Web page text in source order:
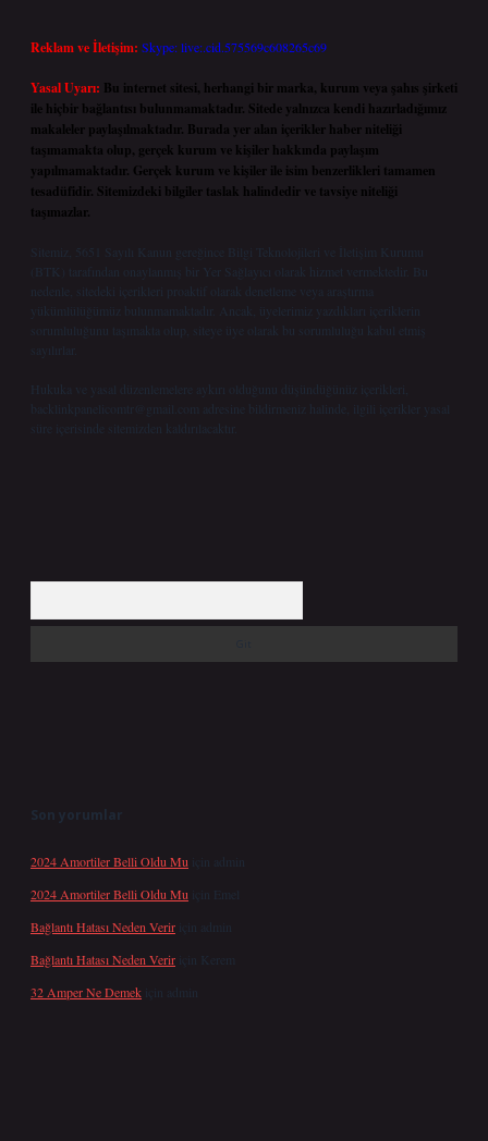
Reklam ve İletişim: Skype: live:.cid.575569c608265c69
Yasal Uyarı: Bu internet sitesi, herhangi bir marka, kurum veya şahıs şirketi
ile hiçbir bağlantısı bulunmamaktadır. Sitede yalnızca kendi hazırladığımız
makaleler paylaşılmaktadır. Burada yer alan içerikler haber niteliği
taşımamakta olup, gerçek kurum ve kişiler hakkında paylaşım
yapılmamaktadır. Gerçek kurum ve kişiler ile isim benzerlikleri tamamen
tesadüfidir. Sitemizdeki bilgiler taslak halindedir ve tavsiye niteliği
taşımazlar.
Sitemiz, 5651 Sayılı Kanun gereğince Bilgi Teknolojileri ve İletişim Kurumu
(BTK) tarafından onaylanmış bir Yer Sağlayıcı olarak hizmet vermektedir. Bu
nedenle, sitedeki içerikleri proaktif olarak denetleme veya araştırma
yükümlülüğümüz bulunmamaktadır. Ancak, üyelerimiz yazdıkları içeriklerin
sorumluluğunu taşımakta olup, siteye üye olarak bu sorumluluğu kabul etmiş
sayılırlar.
Hukuka ve yasal düzenlemelere aykırı olduğunu düşündüğünüz içerikleri,
backlinkpanelicomtr@gmail.com
adresine bildirmeniz halinde, ilgili içerikler yasal
süre içerisinde sitemizden kaldırılacaktır.
Son yorumlar
2024 Amortiler Belli Oldu Mu için
admin
2024 Amortiler Belli Oldu Mu için Emel
Bağlantı Hatası Neden Verir için
admin
Bağlantı Hatası Neden Verir için Kerem
32 Amper Ne Demek için admin